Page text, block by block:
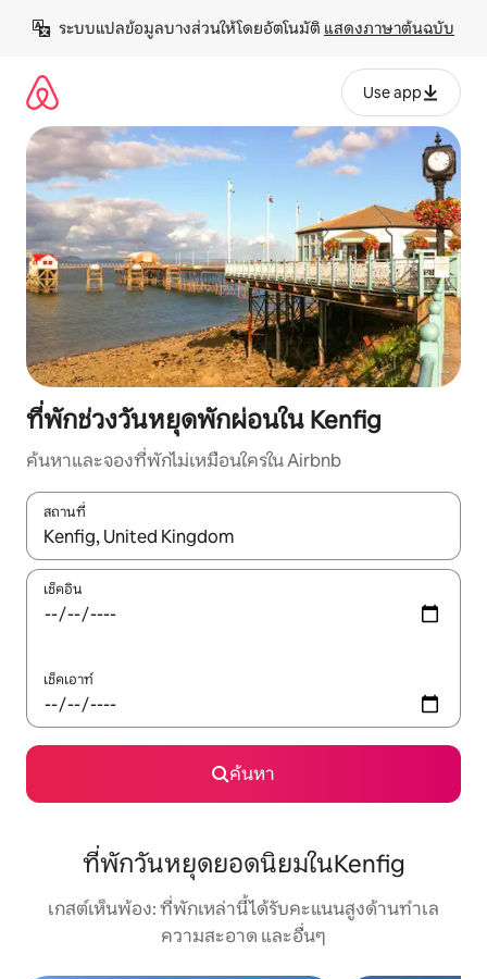
เนื้อหา
ระบบแปลข้อมูลบางส่วนให้โดยอัตโนมัติ แสดงภาษาต้นฉบับ
Use app
ที่พักช่วงวันหยุดพักผ่อนใน Kenfig
ค้นหาและจองที่พักไม่เหมือนใครใน Airbnb
สถานที่
ใช้ลูกศรขึ้นลง หรือใช้การสัมผัสหรือปัด เพื่อสำรวจผลการค้นหา
เช็คอิน
เช็คเอาท์
ค้นหา
ที่พักวันหยุดยอดนิยมในKenfig
เกสต์เห็นพ้อง: ที่พักเหล่านี้ได้รับคะแนนสูงด้านทำเล
ความสะอาด และอื่นๆ